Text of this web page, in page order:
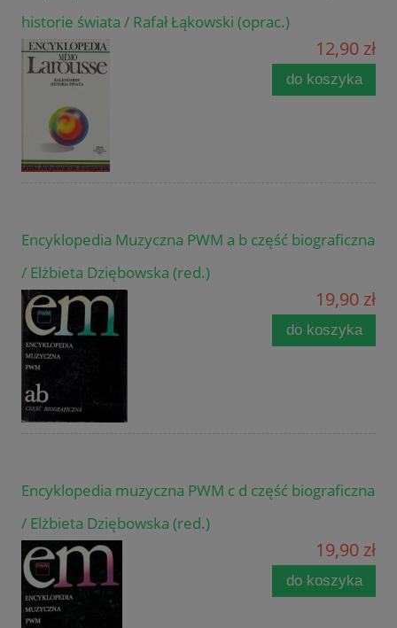
historie świata / Rafał Łąkowski (oprac.)
12,90 zł
do koszyka
Encyklopedia Muzyczna PWM a b część biograficzna
/ Elżbieta Dziębowska (red.)
19,90 zł
do koszyka
Encyklopedia muzyczna PWM c d część biograficzna
/ Elżbieta Dziębowska (red.)
19,90 zł
do koszyka